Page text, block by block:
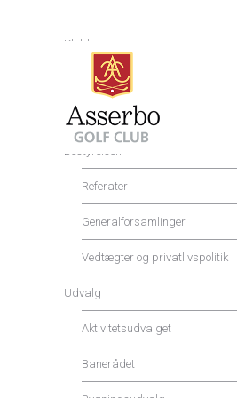
Klubben
Shop og Service
Priser og rabatter
Bestyrelsen
Referater
Generalforsamlinger
Vedtægter og privatlivspolitik
Udvalg
Aktivitetsudvalget
Banerådet